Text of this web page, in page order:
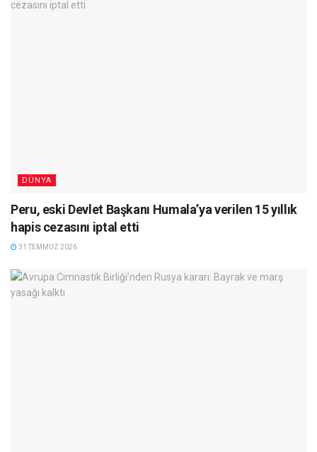
DÜNYA
Peru, eski Devlet Başkanı Humala’ya verilen 15 yıllık
hapis cezasını iptal etti
31 TEMMUZ 2026